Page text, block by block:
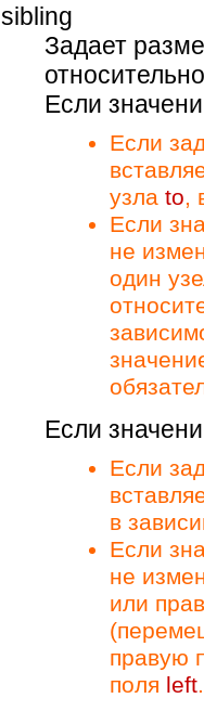
sibling
Задает
Если
Если
узла to,
Если
не
один
Если
Если
в
Если
не
или
правую
поля left.